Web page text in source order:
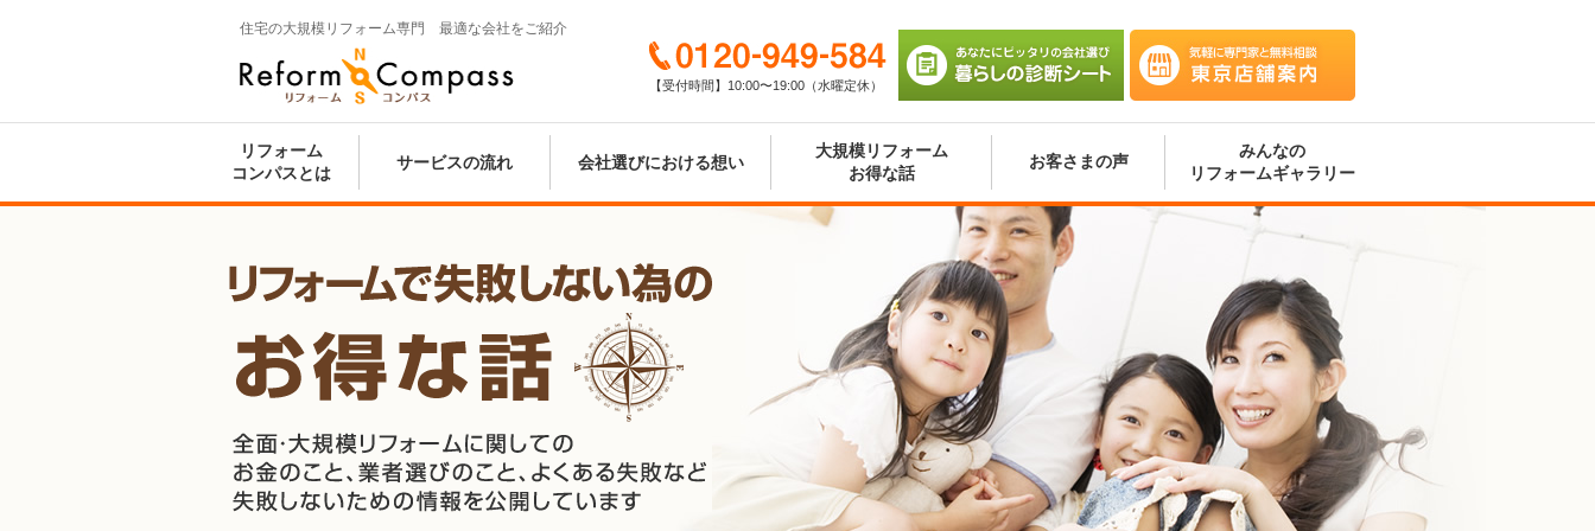
住宅の大規模リフォーム専門 最適な会社をご紹介
ス
店舗案内
び 暮らしの診断シート
0120-949-584
【受付時間】10:00〜19:00（水曜定休）
リフォーム
コンパスとは
サービスの流れ 会社選びにおける想い
大規模リフォーム
お得な話
お客さまの声
みんなの
リフォームギャラリー